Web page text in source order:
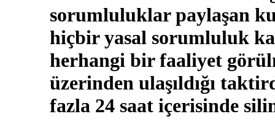
sorumluluklar paylaşan
hiçbir yasal sorumluluk
herhangi bir faaliyet
üzerinden ulaşıldığı
fazla 24 saat içerisinde